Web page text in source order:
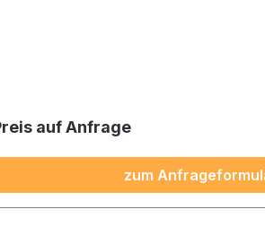
auf Anfrage
zum